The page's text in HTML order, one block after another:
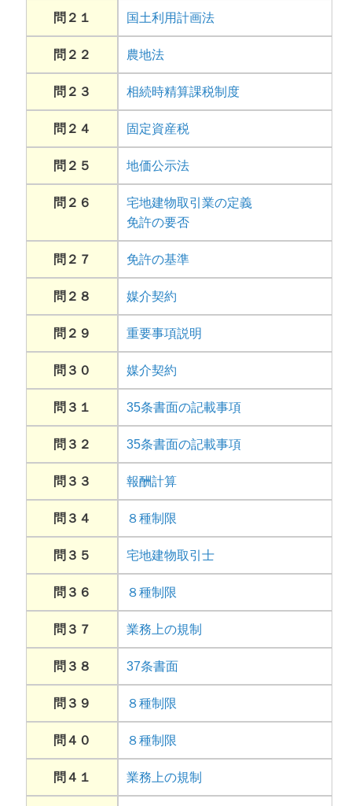
問２１ 国土利用計画法
問２２ 農地法
問２３ 相続時精算課税制度
問２４ 固定資産税
問２５ 地価公示法
問２６
宅地建物取引業の定義
免許の要否
問２７ 免許の基準
問２８ 媒介契約
問２９ 重要事項説明
問３０ 媒介契約
問３１ 35条書面の記載事項
問３２ 35条書面の記載事項
問３３ 報酬計算
問３４ ８種制限
問３５ 宅地建物取引士
問３６ ８種制限
問３７ 業務上の規制
問３８ 37条書面
問３９ ８種制限
問４０ ８種制限
問４１ 業務上の規制